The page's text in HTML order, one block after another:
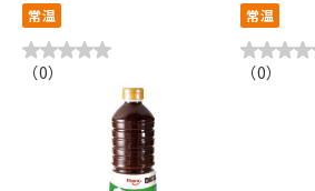
常温
（0）
常温
（0）